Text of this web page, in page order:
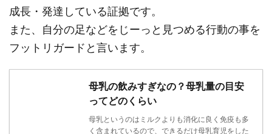
成長・発達している証拠です。
また、自分の足などをじーっと見つめる行動の事を
フットリガードと言います。
母乳の飲みすぎなの？母乳量の目安
ってどのくらい
母乳というのはミルクよりも消化に良く免疫も多
く含まれているので、できるだけ母乳育児をした